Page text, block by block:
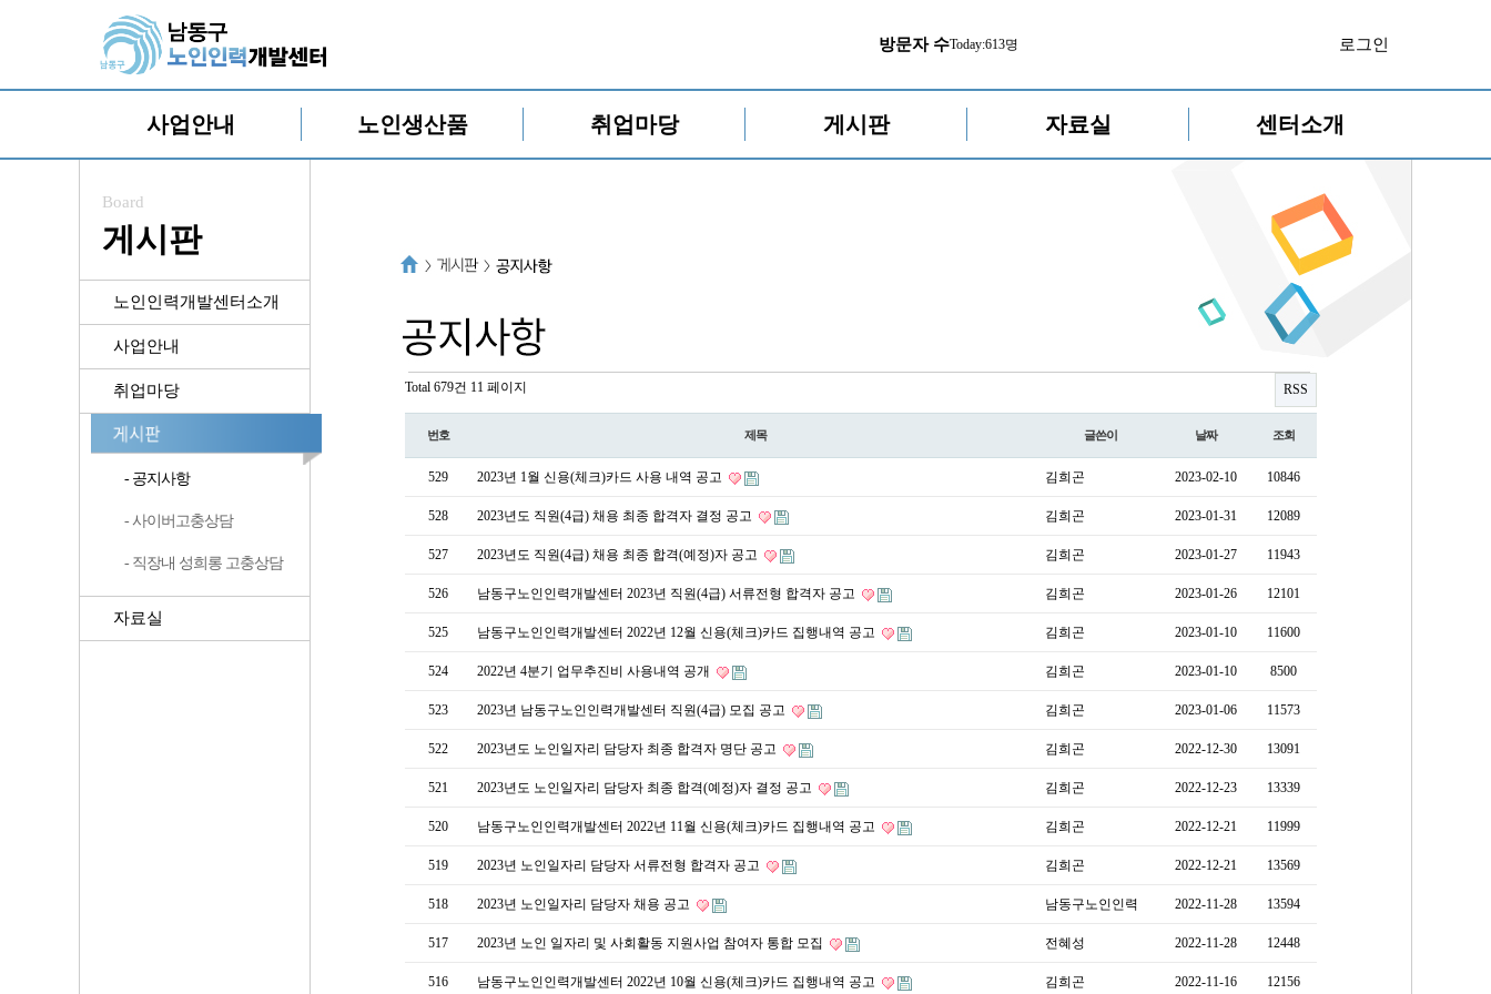
로그인
방문자 수Today:613명
사업안내 노인생산품 취업마당 게시판 자료실 센터소개
Board
게시판
노인인력개발센터소개
사업안내
취업마당
- 공지사항
- 사이버고충상담
- 직장내 성희롱 고충상담
자료실
Total 679건 11 페이지 RSS
번호 제목 글쓴이 날짜 조회
529 2023년 1월 신용(체크)카드 사용 내역 공고 김희곤 2023-02-10 10846
528 2023년도 직원(4급) 채용 최종 합격자 결정 공고 김희곤 2023-01-31 12089
527 2023년도 직원(4급) 채용 최종 합격(예정)자 공고 김희곤 2023-01-27 11943
526 남동구노인인력개발센터 2023년 직원(4급) 서류전형 합격자 공고 김희곤 2023-01-26 12101
525 남동구노인인력개발센터 2022년 12월 신용(체크)카드 집행내역 공고 김희곤 2023-01-10 11600
524 2022년 4분기 업무추진비 사용내역 공개 김희곤 2023-01-10 8500
523 2023년 남동구노인인력개발센터 직원(4급) 모집 공고 김희곤 2023-01-06 11573
522 2023년도 노인일자리 담당자 최종 합격자 명단 공고 김희곤 2022-12-30 13091
521 2023년도 노인일자리 담당자 최종 합격(예정)자 결정 공고 김희곤 2022-12-23 13339
520 남동구노인인력개발센터 2022년 11월 신용(체크)카드 집행내역 공고 김희곤 2022-12-21 11999
519 2023년 노인일자리 담당자 서류전형 합격자 공고 김희곤 2022-12-21 13569
518 2023년 노인일자리 담당자 채용 공고 남동구노인인력 2022-11-28 13594
517 2023년 노인 일자리 및 사회활동 지원사업 참여자 통합 모집 전혜성 2022-11-28 12448
516 남동구노인인력개발센터 2022년 10월 신용(체크)카드 집행내역 공고 김희곤 2022-11-16 12156